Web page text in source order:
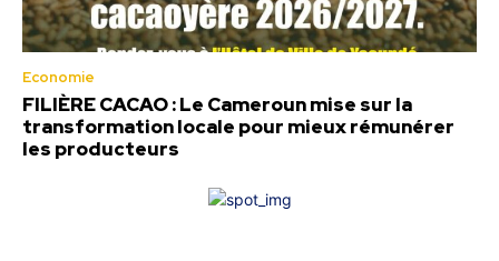
Economie
FILIÈRE CACAO : Le Cameroun mise sur la
transformation locale pour mieux rémunérer
les producteurs